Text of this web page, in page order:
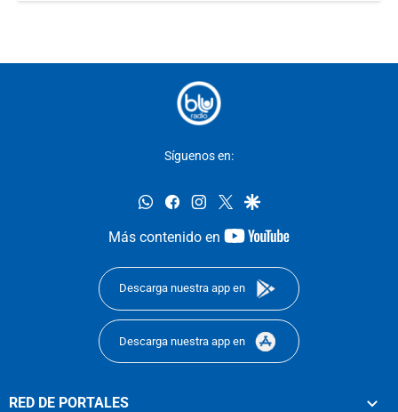
Síguenos en:
whatsappfacebookinstagram
twittergoogle
Más contenido en
youtube-
Descarga nuestra app en
Descarga nuestra app en
RED DE PORTALES